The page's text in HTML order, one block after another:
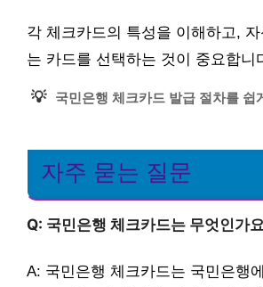
각 체크카드의 특성을 이해하고,
는 카드를 선택하는 것이 중요합니
💡 국민은행 체크카드 발급 절차를 쉽
자주 묻는 질문
Q: 국민은행 체크카드는 무엇인가
A: 국민은행 체크카드는 국민은행